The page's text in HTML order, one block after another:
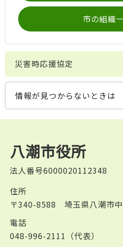
市の組織
災害時応援協定
情報が見つからないときは
八潮市役所
法人番号6000020112348
住所
〒340-8588 埼玉県八潮市
電話
048-996-2111（代表）